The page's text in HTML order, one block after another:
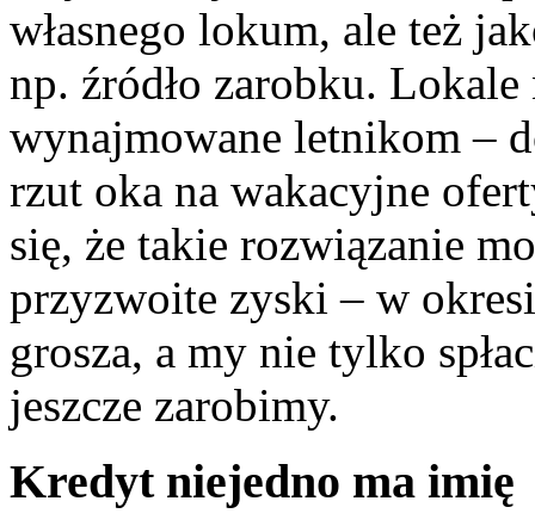
własnego lokum, ale też
np. źródło zarobku. Lokale
wynajmowane letnikom –
rzut oka na wakacyjne
się, że takie rozwiązanie
przyzwoite zyski – w
grosza, a my nie tylko
jeszcze zarobimy.
Kredyt niejedno ma imię